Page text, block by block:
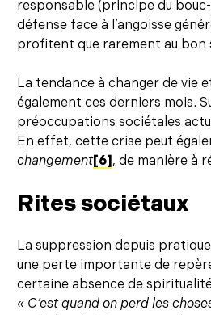
responsable (principe du
défense face à l’angoisse
profitent que rarement au bon
La tendance à changer de vie
également ces derniers mois.
préoccupations sociétales
En effet, cette crise peut
changement[6] , de manière à
Rites sociétaux
La suppression depuis
une perte importante de
certaine absence de
« C’est quand on perd les